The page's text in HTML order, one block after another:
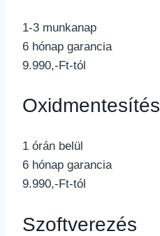
1-3 munkanap
6 hónap garancia
9.990,-Ft-tól
Oxidmentesítés
1 órán belül
6 hónap garancia
9.990,-Ft-tól
Szoftverezés